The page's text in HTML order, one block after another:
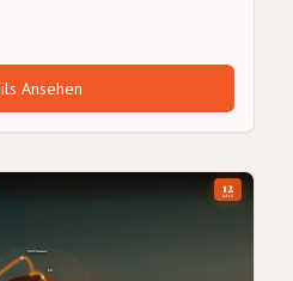
Ansehen